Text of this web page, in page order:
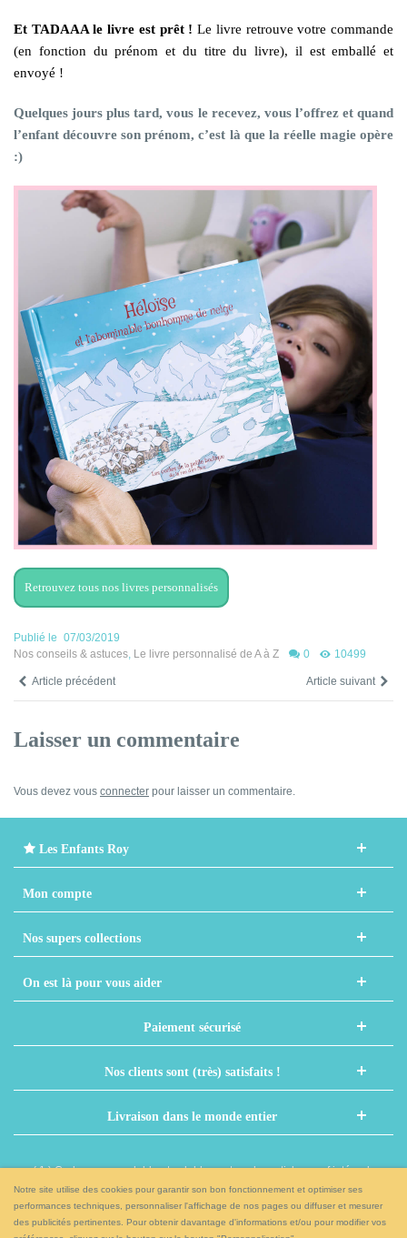
Et TADAAA le livre est prêt ! Le livre retrouve votre commande
(en fonction du prénom et du titre du livre), il est emballé et
envoyé !
Quelques jours plus tard, vous le recevez, vous l’offrez et quand
l’enfant découvre son prénom, c’est là que la réelle magie opère
:)
Retrouvez tous nos livres personnalisés
Publié le 07/03/2019
Nos conseils & astuces, Le livre personnalisé de A à Z 0 10499
Article précédent Article suivant
Laisser un commentaire
Vous devez vous connecter pour laisser un commentaire.
Les Enfants Roy
Mon compte
Nos supers collections
On est là pour vous aider
Paiement sécurisé
Nos clients sont (très) satisfaits !
Livraison dans le monde entier
Notre site utilise des cookies pour garantir son bon fonctionnement et optimiser ses
performances techniques, personnaliser l'affichage de nos pages ou diffuser et mesurer
des publicités pertinentes. Pour obtenir davantage d'informations et/ou pour modifier vos
( 1 ) Code non cumulable et valable sur tous les articles sauf intégrales,
nouveaux prénoms et autres articles déjà remisés
Et si on papotait sur nos réseaux sociaux ?